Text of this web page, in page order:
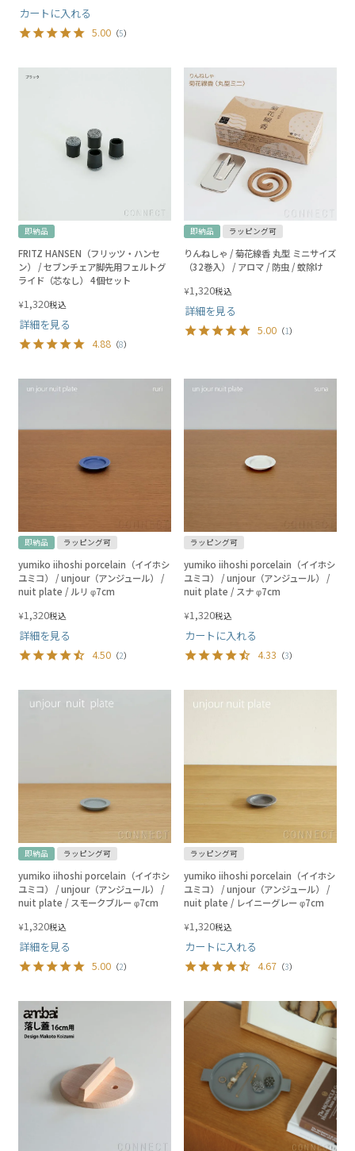
カートに入れる
5.00 （5）
即納品
FRITZ HANSEN（フリッツ・ハンセ
ン） / セブンチェア脚先用フェルトグ
ライド（芯なし） 4個セット
¥1,320税込
詳細を見る
4.88 （8）
即納品 ラッピング可
りんねしゃ / 菊花線香 丸型 ミニサイズ
（32巻入） / アロマ / 防虫 / 蚊除け
¥1,320税込
詳細を見る
5.00 （1）
即納品 ラッピング可
yumiko iihoshi porcelain（イイホシ
ユミコ） / unjour（アンジュール） /
nuit plate / ルリ φ7cm
¥1,320税込
詳細を見る
4.50 （2）
ラッピング可
yumiko iihoshi porcelain（イイホシ
ユミコ） / unjour（アンジュール） /
nuit plate / スナ φ7cm
¥1,320税込
カートに入れる
4.33 （3）
即納品 ラッピング可
yumiko iihoshi porcelain（イイホシ
ユミコ） / unjour（アンジュール） /
nuit plate / スモークブルー φ7cm
¥1,320税込
詳細を見る
5.00 （2）
ラッピング可
yumiko iihoshi porcelain（イイホシ
ユミコ） / unjour（アンジュール） /
nuit plate / レイニーグレー φ7cm
¥1,320税込
カートに入れる
4.67 （3）